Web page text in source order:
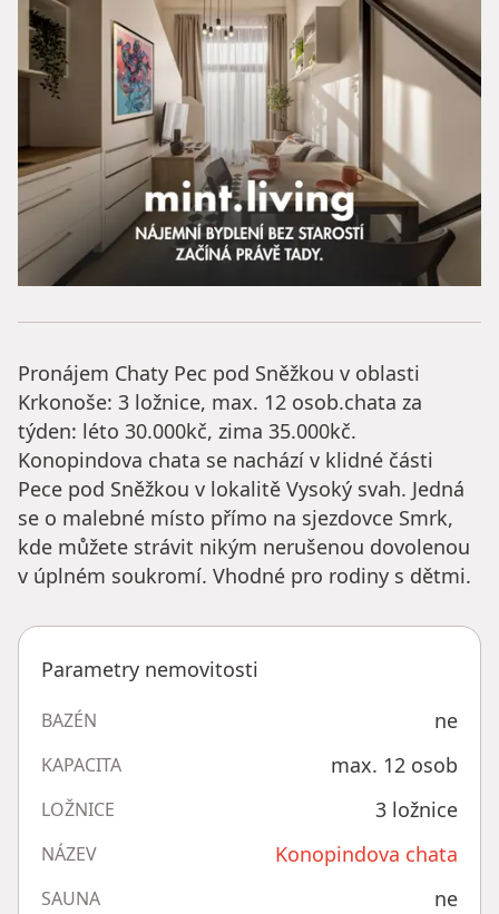
Pronájem Chaty Pec pod Sněžkou v oblasti
Krkonoše: 3 ložnice, max. 12 osob.chata za
týden: léto 30.000kč, zima 35.000kč.
Konopindova chata se nachází v klidné části
Pece pod Sněžkou v lokalitě Vysoký svah. Jedná
se o malebné místo přímo na sjezdovce Smrk,
kde můžete strávit nikým nerušenou dovolenou
v úplném soukromí. Vhodné pro rodiny s dětmi.
Parametry nemovitosti
BAZÉN ne
KAPACITA max. 12 osob
LOŽNICE 3 ložnice
NÁZEV Konopindova chata
SAUNA ne